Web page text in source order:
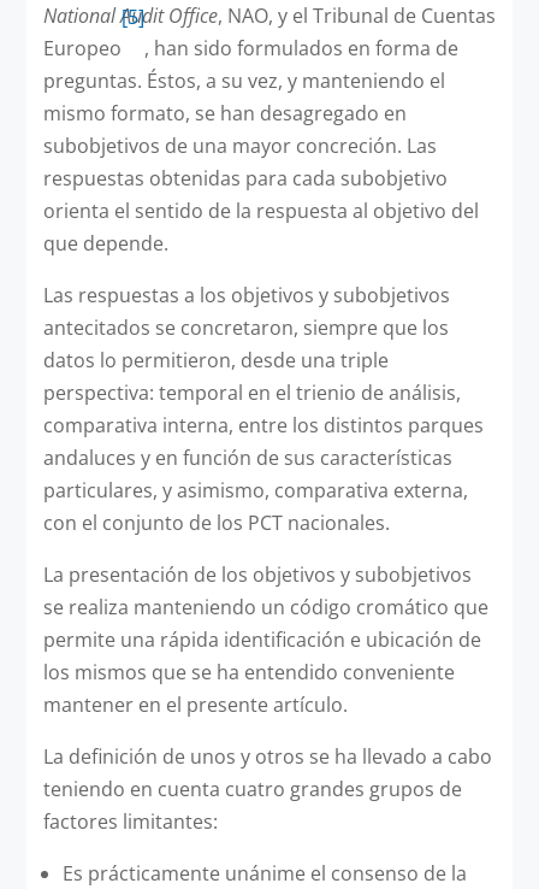
National Audit Office, NAO, y el Tribunal de Cuentas
Europeo
[5]
, han sido formulados en forma de
preguntas. Éstos, a su vez, y manteniendo el
mismo formato, se han desagregado en
subobjetivos de una mayor concreción. Las
respuestas obtenidas para cada subobjetivo
orienta el sentido de la respuesta al objetivo del
que depende.
Las respuestas a los objetivos y subobjetivos
antecitados se concretaron, siempre que los
datos lo permitieron, desde una triple
perspectiva: temporal en el trienio de análisis,
comparativa interna, entre los distintos parques
andaluces y en función de sus características
particulares, y asimismo, comparativa externa,
con el conjunto de los PCT nacionales.
La presentación de los objetivos y subobjetivos
se realiza manteniendo un código cromático que
permite una rápida identificación e ubicación de
los mismos que se ha entendido conveniente
mantener en el presente artículo.
La definición de unos y otros se ha llevado a cabo
teniendo en cuenta cuatro grandes grupos de
factores limitantes:
Es prácticamente unánime el consenso de la